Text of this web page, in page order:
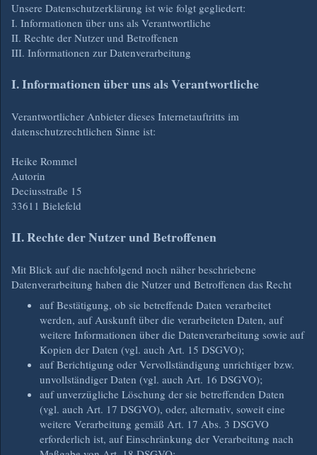
Unsere Datenschutzerklärung ist wie folgt gegliedert:
I. Informationen über uns als Verantwortliche
II. Rechte der Nutzer und Betroffenen
III. Informationen zur Datenverarbeitung
I. Informationen über uns als Verantwortliche
Verantwortlicher Anbieter dieses Internetauftritts im
datenschutzrechtlichen Sinne ist:
Heike Rommel
Autorin
Deciusstraße 15
33611 Bielefeld
II. Rechte der Nutzer und Betroffenen
Mit Blick auf die nachfolgend noch näher beschriebene
Datenverarbeitung haben die Nutzer und Betroffenen das Recht
auf Bestätigung, ob sie betreffende Daten verarbeitet
werden, auf Auskunft über die verarbeiteten Daten, auf
weitere Informationen über die Datenverarbeitung sowie auf
Kopien der Daten (vgl. auch Art. 15 DSGVO);
auf Berichtigung oder Vervollständigung unrichtiger bzw.
unvollständiger Daten (vgl. auch Art. 16 DSGVO);
auf unverzügliche Löschung der sie betreffenden Daten
(vgl. auch Art. 17 DSGVO), oder, alternativ, soweit eine
weitere Verarbeitung gemäß Art. 17 Abs. 3 DSGVO
erforderlich ist, auf Einschränkung der Verarbeitung nach